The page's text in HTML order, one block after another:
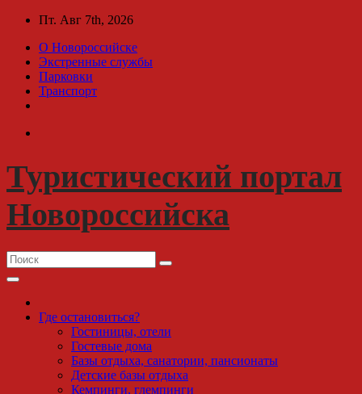
Перейти
содержимому
Пт. Авг 7th, 2026
О Новороссийске
Экстренные службы
Парковки
Транспорт
Туристический портал
Новороссийска
Где остановиться?
Гостиницы, отели
Гостевые дома
Базы отдыха, санатории, пансионаты
Детские базы отдыха
Кемпинги, глемпинги